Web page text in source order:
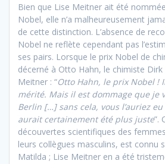
Bien que Lise Meitner ait été
Nobel, elle n’a malheureusement
de cette distinction. L’absence de
Nobel ne reflète cependant pas
ses pairs. Lorsque le prix Nobel de
décerné à Otto Hahn, le chimiste
Meitner : “Otto Hahn, le prix Nobel !
mérité. Mais il est dommage que je
Berlin […] sans cela, vous l’auriez
aurait certainement été plus juste”.
découvertes scientifiques des
leurs collègues masculins, est connu
Matilda ; Lise Meitner en a été